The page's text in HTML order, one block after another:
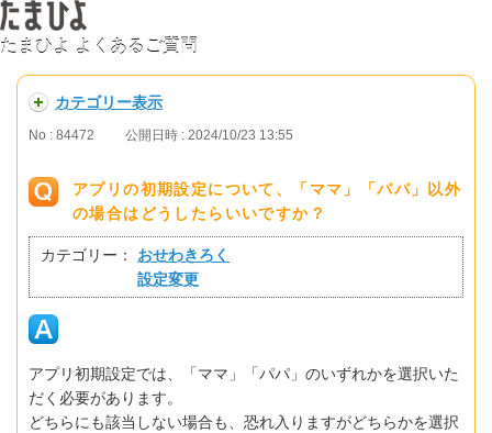
たまひよ よくあるご質問
カテゴリー表示
No : 84472 公開日時 : 2024/10/23 13:55
アプリの初期設定について、「ママ」「パパ」以外
の場合はどうしたらいいですか？
カテゴリー：
おせわきろく
設定変更
アプリ初期設定では、「ママ」「パパ」のいずれかを選択いた
だく必要があります。
どちらにも該当しない場合も、恐れ入りますがどちらかを選択